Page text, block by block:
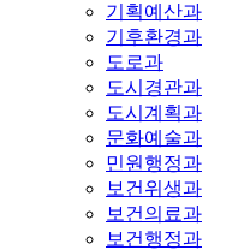
기획예산과
기후환경과
도로과
도시경관과
도시계획과
문화예술과
민원행정과
보건위생과
보건의료과
보건행정과